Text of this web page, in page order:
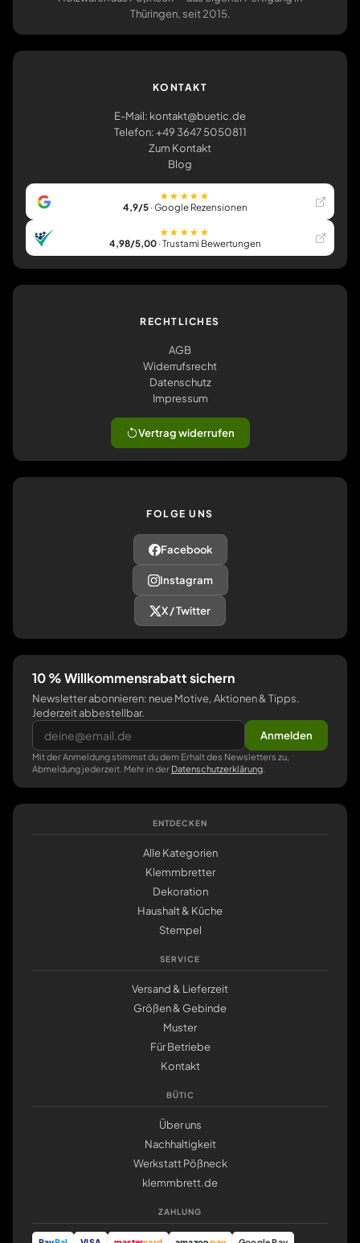
Thüringen, seit 2015.
KONTAKT
E-Mail: kontakt@buetic.de
Telefon: +49 3647 5050811
Zum Kontakt
Blog
★★★★★
4,9/5· Google Rezensionen
★★★★★
4,98/5,00· Trustami Bewertungen
RECHTLICHES
AGB
Widerrufsrecht
Datenschutz
Impressum
Vertrag widerrufen
FOLGE UNS
Facebook
Instagram
X / Twitter
10 % Willkommensrabatt sichern
Newsletter abonnieren: neue Motive, Aktionen & Tipps.
Jederzeit abbestellbar.
Anmelden
Mit der Anmeldung stimmst du dem Erhalt des Newsletters zu,
Abmeldung jederzeit. Mehr in der Datenschutzerklärung
ENTDECKEN
Alle Kategorien
Klemmbretter
Dekoration
Haushalt & Küche
Stempel
SERVICE
Versand & Lieferzeit
Größen & Gebinde
Muster
Für Betriebe
Kontakt
BÜTIC
Über uns
Nachhaltigkeit
Werkstatt Pößneck
klemmbrett.de
ZAHLUNG